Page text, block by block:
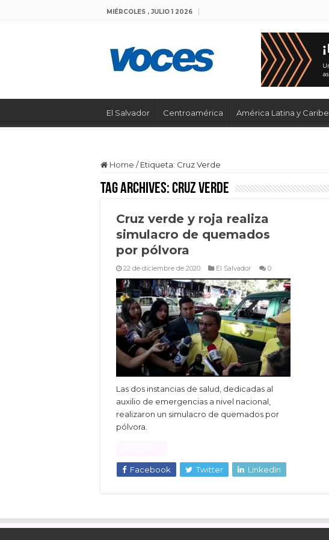
MIÉRCOLES , JULIO 1 2026
El Salvador Centroamérica América Latina y Caribe
Home / Etiqueta: Cruz Verde
Tag Archives:Cruz Verde
Cruz verde y roja realiza
simulacro de quemados
por pólvora
22 de diciembre de 2020 El Salvador 0
Las dos instancias de salud, dedicadas al
auxilio de emergencias a nivel nacional,
realizaron un simulacro de quemados por
pólvora.
Facebook Twitter LinkedIn